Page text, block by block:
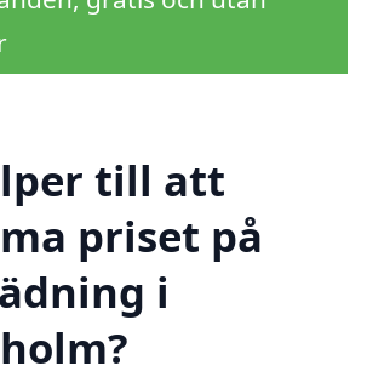
till att
priset på
i